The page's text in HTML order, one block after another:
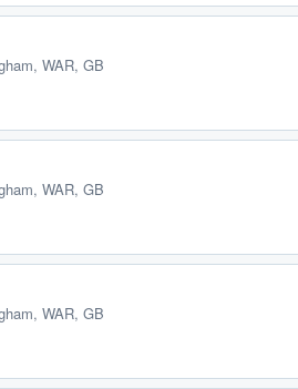
WAR, GB
WAR, GB
WAR, GB